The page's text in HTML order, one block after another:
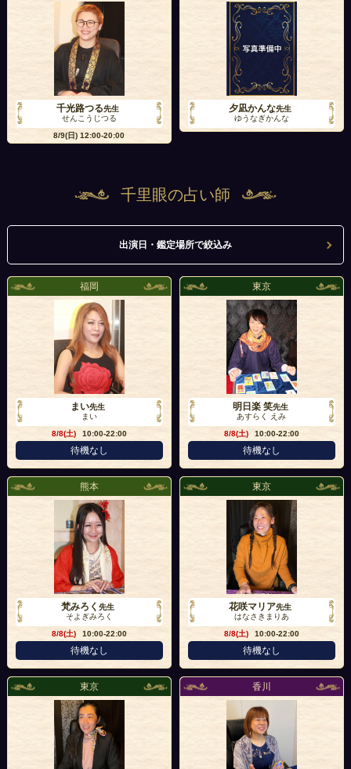
千光路つる先生
せんこうじつる
8/9(日)12:00-20:00
夕凪かんな先生
ゆうなぎかんな
千里眼の占い師
出演日・鑑定場所で絞込み
福岡
まい先生
まい
8/8(土)
10:00-22:00
待機なし
東京
明日楽 笑先生
あすらく えみ
8/8(土)
10:00-22:00
待機なし
熊本
梵みろく先生
そよぎみろく
8/8(土)
10:00-22:00
待機なし
東京
花咲マリア先生
はなさきまりあ
8/8(土)
10:00-22:00
待機なし
東京 香川